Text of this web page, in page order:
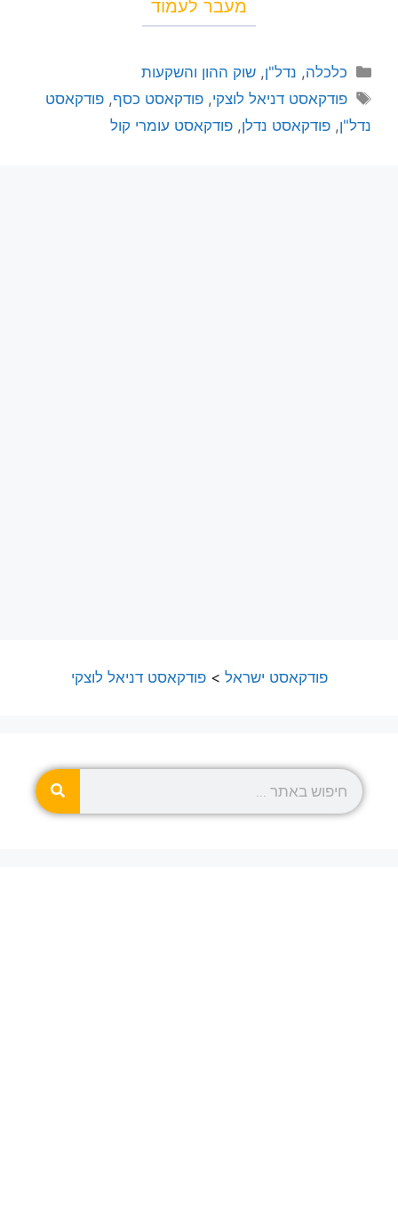
מעבר לעמוד
כלכלה, נדל"ן,שוק ההון והשקעות
פודקאסט דניאל לוצקי,פודקאסט כסף,פודקאסט
נדל"ן, פודקאסט נדלן, פודקאסט עומרי קול
פודקאסט ישראל >פודקאסט דניאל לוצקי